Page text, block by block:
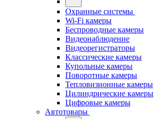
Охранные системы
Wi-Fi камеры
Беспроводные камеры
Видеонаблюдение
Видеорегистраторы
Классические камеры
Купольные камеры
Поворотные камеры
Тепловизионные камеры
Цилиндрические камеры
Цифровые камеры
Автотовары